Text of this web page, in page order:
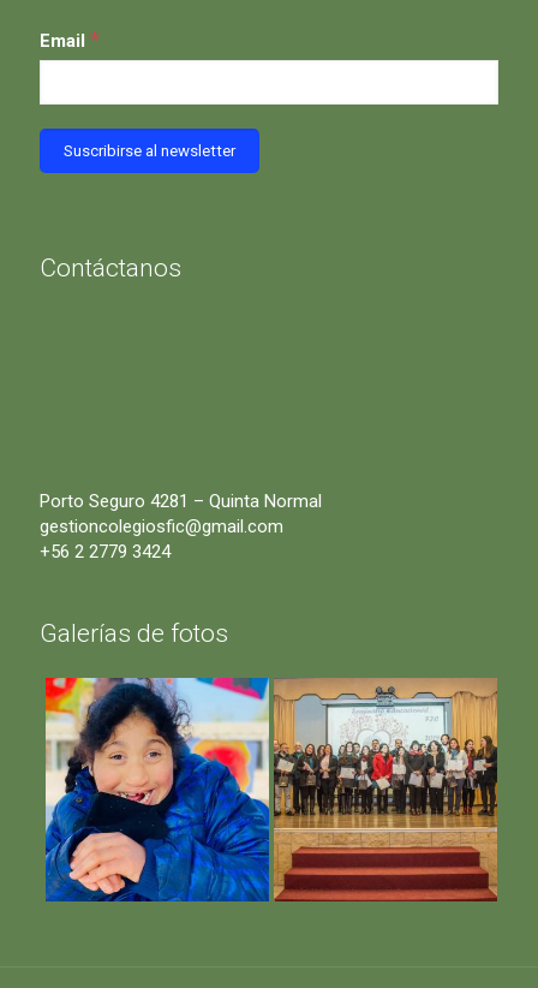
Email *
Contáctanos
Porto Seguro 4281 – Quinta Normal
gestioncolegiosfic@gmail.com
+56 2 2779 3424
Galerías de fotos